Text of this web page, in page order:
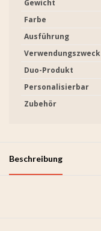
Gewicht
Farbe
Ausführung
Verwendungszweck
Duo-Produkt
Personalisierbar
Zubehör
Beschreibung